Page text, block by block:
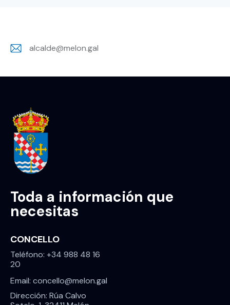
m
alcalde@melon.gal
Toda a información que
necesitas
CONCELLO
Teléfono: +34 988 48 16
20
Email: concello@melon.gal
Dirección: Rúa Calvo